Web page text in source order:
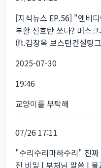
[지식뉴스 EP.56] "엔비
부활 신호탄 쏘나? 머스
(ft.김창욱 보스턴컨설팅
2025-07-30
19:46
교양이를 부탁해
07/26 17:11
"수리수리마하수리" 진
진 비밀 | 부처님 말씀 |